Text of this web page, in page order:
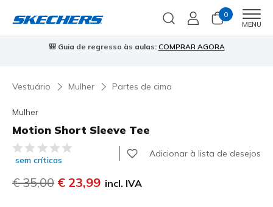
0
MENU
🎒 Guia de regresso às aulas: COMPRAR AGORA
Vestuário Mulher Partes de cima
Mulher
Motion Short Sleeve Tee
5 de 5 – Classificação do cliente
sem críticas
Adicionar à lista de desejos
Preço com desconto de
€ 35,00 para
€ 23,99 incl. IVA